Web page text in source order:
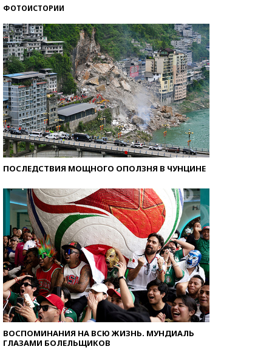
ФОТОИСТОРИИ
ПОСЛЕДСТВИЯ МОЩНОГО ОПОЛЗНЯ В ЧУНЦИНЕ
ВОСПОМИНАНИЯ НА ВСЮ ЖИЗНЬ. МУНДИАЛЬ
ГЛАЗАМИ БОЛЕЛЬЩИКОВ